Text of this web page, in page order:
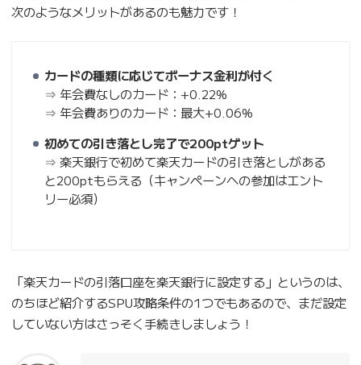
次のようなメリットがあるのも魅力です！
カードの種類に応じてボーナス金利が付く
⇒ 年会費なしのカード：+0.22%
⇒ 年会費ありのカード：最大+0.06%
初めての引き落とし完了で200ptゲット
⇒ 楽天銀行で初めて楽天カードの引き落としがある
と200ptもらえる（キャンペーンへの参加はエント
リー必須）
「楽天カードの引落口座を楽天銀行に設定する」というのは、
のちほど紹介するSPU攻略条件の1つでもあるので、まだ設定
していない方はさっそく手続きしましょう！